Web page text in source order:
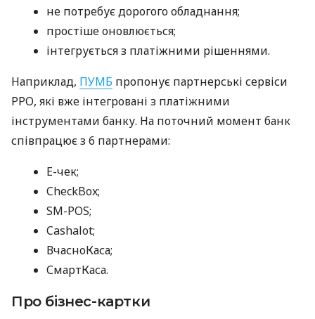
не потребує дорогого обладнання;
простіше оновлюється;
інтегрується з платіжними рішеннями.
Наприклад, ПУМБ пропонує партнерські сервіси
РРО, які вже інтегровані з платіжними
інструментами банку. На поточний момент банк
співпрацює з 6 партнерами:
E-чек;
CheckBox;
SM-POS;
Cashalot;
ВчасноКаса;
СмартКаса.
Про бізнес-картки